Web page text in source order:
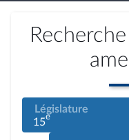
Législature
15e